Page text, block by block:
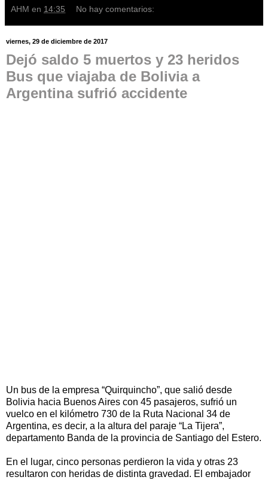
AHM en 14:35 No hay comentarios:
viernes, 29 de diciembre de 2017
Dejó saldo 5 muertos y 23 heridos
Bus que viajaba de Bolivia a
Argentina sufrió accidente
Un bus de la empresa “Quirquincho”, que salió desde
Bolivia hacia Buenos Aires con 45 pasajeros, sufrió un
vuelco en el kilómetro 730 de la Ruta Nacional 34 de
Argentina, es decir, a la altura del paraje “La Tijera”,
departamento Banda de la provincia de Santiago del Estero.
En el lugar, cinco personas perdieron la vida y otras 23
resultaron con heridas de distinta gravedad. El embajador